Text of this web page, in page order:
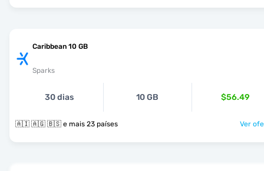
Caribbean 10 GB
Sparks
30 dias 10 GB $56.49
🇦🇮 🇦🇬 🇧🇸 e mais 23 países Ver